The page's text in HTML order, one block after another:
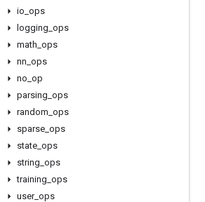
io ops
logging ops
math ops
nn ops
no op
parsing ops
random ops
sparse ops
state ops
string ops
training ops
user_ ops